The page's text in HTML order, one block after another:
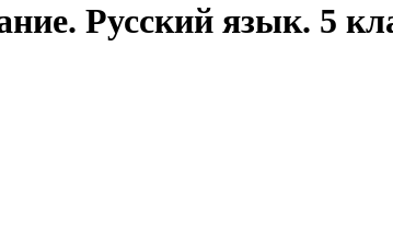
Русский язык. 5